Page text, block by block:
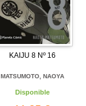
KAIJU 8 Nº 16
MATSUMOTO, NAOYA
Disponible